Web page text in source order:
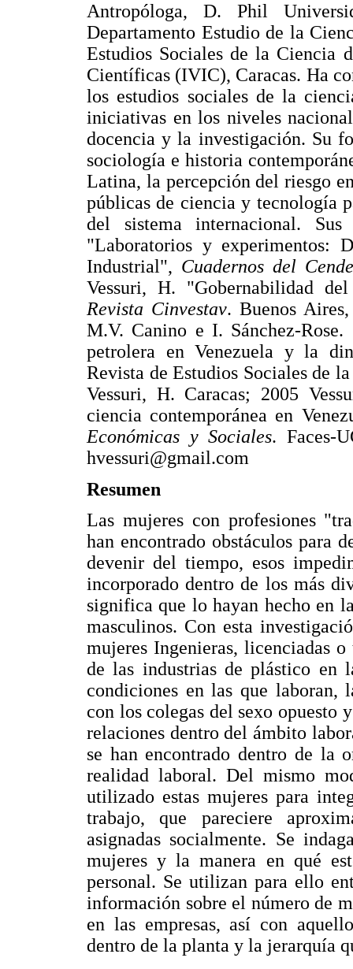
Antropóloga, D. Phil
Departamento Estudio de la
Estudios Sociales de la Ciencia
Científicas (IVIC), Caracas. Ha
los estudios sociales de la
iniciativas en los niveles
docencia y la investigación. Su
sociología e historia
Latina, la percepción del riesgo
públicas de ciencia y tecnología
del sistema internacional.
"Laboratorios y experimentos:
Industrial", Cuadernos del
Vessuri, H. "Gobernabilidad
Revista Cinvestav. Buenos
M.V. Canino e I. Sánchez-
petrolera en Venezuela y la
Revista de Estudios Sociales de
Vessuri, H. Caracas; 2005
ciencia contemporánea en
Económicas y Sociales. Faces-
hvessuri@gmail.com
Resumen
Las mujeres con profesiones
han encontrado obstáculos para
devenir del tiempo, esos
incorporado dentro de los más
significa que lo hayan hecho en
masculinos. Con esta
mujeres Ingenieras, licenciadas
de las industrias de plástico en
condiciones en las que laboran,
con los colegas del sexo opuesto
relaciones dentro del ámbito
se han encontrado dentro de la
realidad laboral. Del mismo
utilizado estas mujeres para
trabajo, que pareciere
asignadas socialmente. Se
mujeres y la manera en qué
personal. Se utilizan para ello
información sobre el número de
en las empresas, así con
dentro de la planta y la jerarquía